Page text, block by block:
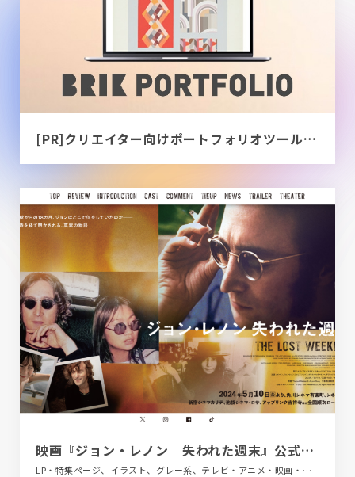
[PR]クリエイター向けポートフォリオツール｜BRIK PORTFOLIO
映画『ジョン・レノン 失われた週末』公式サイト
LP・特集ページ、イラスト、グレー系、テレビ・アニメ・映画・芸能、ホワイト系、大きめ写真